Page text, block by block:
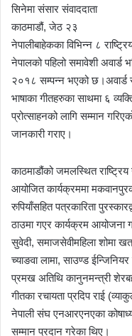
सिनेमा संसार संवाददाता
काठमाडौं, जेठ २३
नेपालीबाहेकका विभिन्न ८
नेपालको पहिलो समावेशी
२०१८ सम्पन्न भएको छ।अवार्ड
भाषाका गीतहरुका साथमा ६
प्रोत्साहनको लागि सम्मान
जानकारी गराए।
काठमाडौंको जमलस्थित राष्ट्रिय
आयोजित कार्यक्रममा
रुपियाँसहित पत्रकारिता
ठाउमा गएर कार्यक्रम
सुवेदी, समाजसेवीमहिला शोमा
च्याङवा लामा, साउण्ड
प्रमख अतिथि कानुनमन्त्री
गीतका रचायता प्रदिप राई
नेपाली संघ एनआरएनएका
सम्मान प्रदान गरेका थिए।